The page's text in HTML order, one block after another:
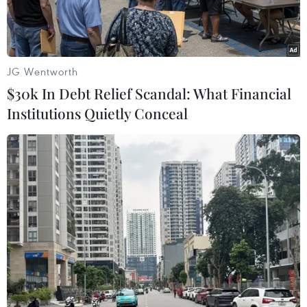
Tiêu hủy hơn 2.000kg ngà voi tại huyện Sóc Sơn, thành phố Hà
Nội. (Ảnh: Thanh Tâm/Vietnam+)
Chiều 12/11, tại huyện Sóc Sơn, thành phố Hà
Nội, Bộ Nông nghiệp và Phát triển ​Nông thôn
JG Wentworth
$30k In Debt Relief Scandal: What Financial
Institutions Quietly Conceal